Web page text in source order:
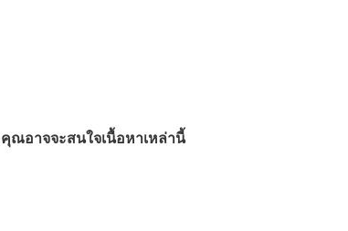
คุณอาจจะสนใจเนื้อหาเหล่านี้